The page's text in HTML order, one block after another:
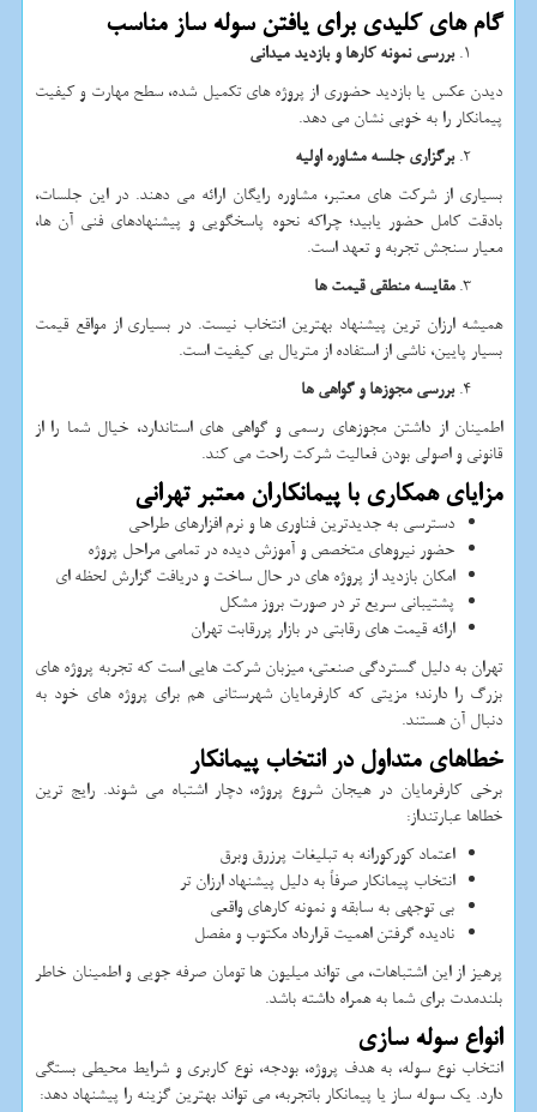
گام های کلیدی برای یافتن سوله ساز مناسب
بررسی نمونه کارها و بازدید میدانی
دیدن عکس یا بازدید حضوری از پروژه های تکمیل شده، سطح مهارت و کیفیت
پیمانکار را به خوبی نشان می دهد.
برگزاری جلسه مشاوره اولیه
بسیاری از شرکت های معتبر، مشاوره رایگان ارائه می دهند. در این جلسات،
بادقت کامل حضور یابید؛ چراکه نحوه پاسخگویی و پیشنهادهای فنی آن ها،
معیار سنجش تجربه و تعهد است.
مقایسه منطقی قیمت ها
همیشه ارزان ترین پیشنهاد بهترین انتخاب نیست. در بسیاری از مواقع قیمت
بسیار پایین، ناشی از استفاده از متریال بی کیفیت است.
بررسی مجوزها و گواهی ها
اطمینان از داشتن مجوزهای رسمی و گواهی های استاندارد، خیال شما را از
قانونی و اصولی بودن فعالیت شرکت راحت می کند.
مزایای همکاری با پیمانکاران معتبر تهرانی
دسترسی به جدیدترین فناوری ها و نرم افزارهای طراحی
حضور نیروهای متخصص و آموزش دیده در تمامی مراحل پروژه
امکان بازدید از پروژه های در حال ساخت و دریافت گزارش لحظه ای
پشتیبانی سریع تر در صورت بروز مشکل
ارائه قیمت های رقابتی در بازار پررقابت تهران
تهران به دلیل گستردگی صنعتی، میزبان شرکت هایی است که تجربه پروژه های
بزرگ را دارند؛ مزیتی که کارفرمایان شهرستانی هم برای پروژه های خود به
دنبال آن هستند.
خطاهای متداول در انتخاب پیمانکار
برخی کارفرمایان در هیجان شروع پروژه، دچار اشتباه می شوند. رایج ترین
خطاها عبارتنداز:
اعتماد کورکورانه به تبلیغات پرزرق وبرق
انتخاب پیمانکار صرفاً به دلیل پیشنهاد ارزان تر
بی توجهی به سابقه و نمونه کارهای واقعی
نادیده گرفتن اهمیت قرارداد مکتوب و مفصل
پرهیز از این اشتباهات، می تواند میلیون ها تومان صرفه جویی و اطمینان خاطر
بلندمدت برای شما به همراه داشته باشد.
انواع سوله سازی
انتخاب نوع سوله، به هدف پروژه، بودجه، نوع کاربری و شرایط محیطی بستگی
دارد. یک سوله ساز یا پیمانکار باتجربه، می تواند بهترین گزینه را پیشنهاد دهد: